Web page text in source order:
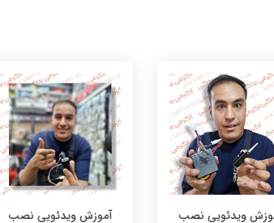
ویدئویی نصب
آموزش ویدئویی نصب